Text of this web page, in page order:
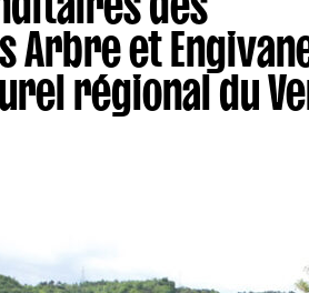
Arbre et
régional du